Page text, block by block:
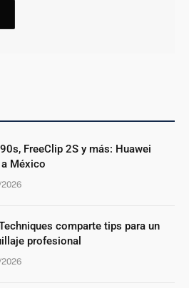
FreeClip 2S y más: Huawei
a México
comparte tips para un
profesional